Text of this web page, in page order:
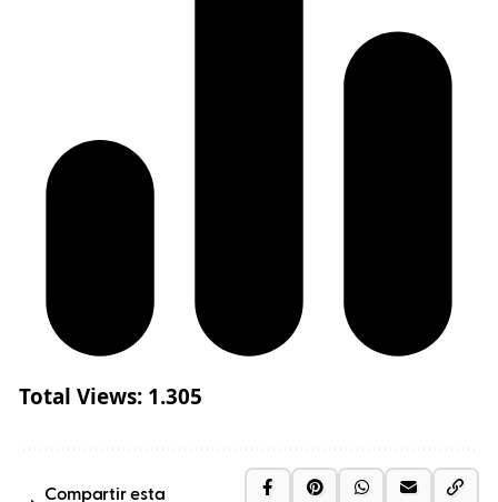
Total Views: 1.305
Compartir esta